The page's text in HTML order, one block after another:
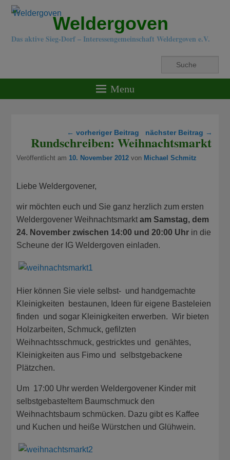
Weldergoven
Das aktive Sieg-Dorf – Interessengemeinschaft Weldergoven e.V.
Menu
Beitragsnavigation
← vorheriger Beitrag nächster Beitrag →
Rundschreiben: Weihnachtsmarkt
Veröffentlicht am 10. November 2012 von Michael Schmitz
Liebe Weldergovener,
wir möchten euch und Sie ganz herzlich zum ersten
Weldergovener Weihnachtsmarktam Samstag, dem
24. November zwischen 14:00 und 20:00 Uhr in die
Scheune der IG Weldergoven einladen.
Hier können Sie viele selbst- und handgemachte
Kleinigkeiten bestaunen, Ideen für eigene Basteleien
finden und sogar Kleinigkeiten erwerben. Wir bieten
Holzarbeiten, Schmuck, gefilzten
Weihnachtsschmuck, gestricktes und genähtes,
Kleinigkeiten aus Fimo und selbstgebackene
Plätzchen.
Um 17:00 Uhr werden Weldergovener Kinder mit
selbstgebasteltem Baumschmuck den
Weihnachtsbaum schmücken. Dazu gibt es Kaffee
und Kuchen und heiße Würstchen und Glühwein.